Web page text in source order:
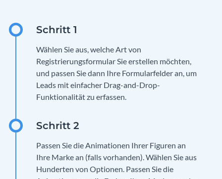
Wählen Sie aus, welche Art von
Registrierungsformular Sie erstellen möchten,
und passen Sie dann Ihre Formularfelder an, um
Leads mit einfacher Drag-and-Drop-
Funktionalität zu erfassen.
Passen Sie die Animationen Ihrer Figuren an
Ihre Marke an (falls vorhanden). Wählen Sie aus
Hunderten von Optionen. Passen Sie die